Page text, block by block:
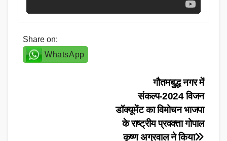
Share on:
WhatsApp
गौतमबुद्ध नगर में
संकल्प-2024 विजन
डॉक्यूमेंट का विमोचन भाजपा
के राष्ट्रीय प्रवक्ता गोपाल
कृष्ण अग्रवाल ने किया